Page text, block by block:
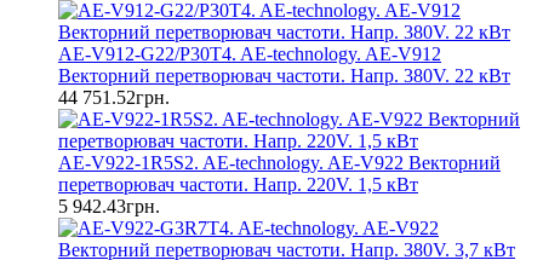
AE-V912-G22/P30T4. AE-technology. AE-V912
Векторний перетворювач частоти. Напр. 380V. 22 кВт
44 751.52грн.
AE-V922-1R5S2. AE-technology. AE-V922 Векторний
перетворювач частоти. Напр. 220V. 1,5 кВт
5 942.43грн.